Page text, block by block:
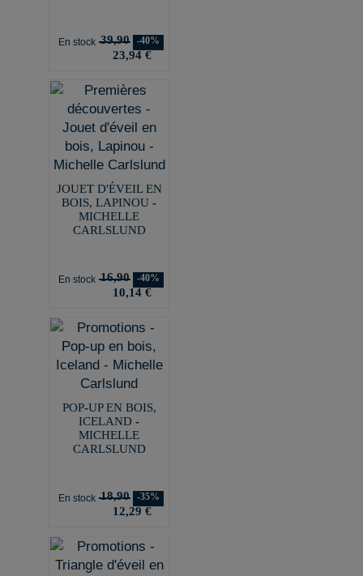
En stock 39,90 -40%
23,94 €
JOUET D'ÉVEIL EN
BOIS, LAPINOU -
MICHELLE
CARLSLUND
En stock 16,90 -40%
10,14 €
POP-UP EN BOIS,
ICELAND -
MICHELLE
CARLSLUND
En stock 18,90 -35%
12,29 €